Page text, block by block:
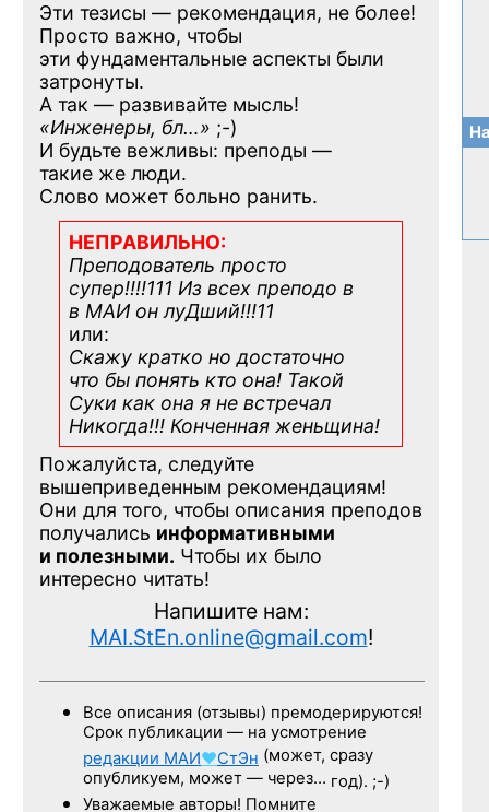
Эти тезисы — рекомендация, не более!
Просто важно, чтобы
эти фундаментальные аспекты были
затронуты.
А так — развивайте мысль!
«Инженеры, бл…» ;-)
И будьте вежливы: преподы —
такие же люди.
Слово может больно ранить.
НЕПРАВИЛЬНО:
Преподователь просто
супер!!!!111 Из всех преподо в
в МАИ он луДший!!!11
или:
Скажу кратко но достаточно
что бы понять кто она! Такой
Суки как она я не встречал
Никогда!!! Конченная женьщина!
Пожалуйста, следуйте
вышеприведенным рекомендациям!
Они для того, чтобы описания преподов
получались информативными
и полезными. Чтобы их было
интересно читать!
Напишите нам:
MAI.StEn.online@gmail.com!
Все описания (отзывы) премодерируются!
Срок публикации — на усмотрение
редакции МАИ♥СтЭн (может, сразу
опубликуем, может — через… год). ;-)
Уважаемые авторы! Помните